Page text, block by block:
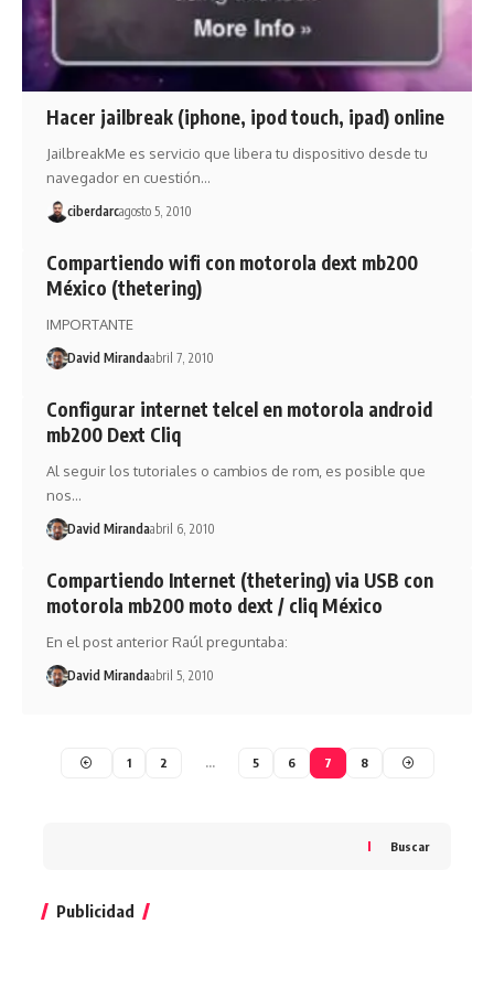
Hacer jailbreak (iphone, ipod touch, ipad) online
JailbreakMe es servicio que libera tu dispositivo desde tu
navegador en cuestión…
ciberdarcagosto 5, 2010
Compartiendo wifi con motorola dext mb200
México (thetering)
IMPORTANTE
David Mirandaabril 7, 2010
Configurar internet telcel en motorola android
mb200 Dext Cliq
Al seguir los tutoriales o cambios de rom, es posible que
nos…
David Mirandaabril 6, 2010
Compartiendo Internet (thetering) via USB con
motorola mb200 moto dext / cliq México
En el post anterior Raúl preguntaba:
David Mirandaabril 5, 2010
1 2 … 5 6 7 8
Buscar
Publicidad